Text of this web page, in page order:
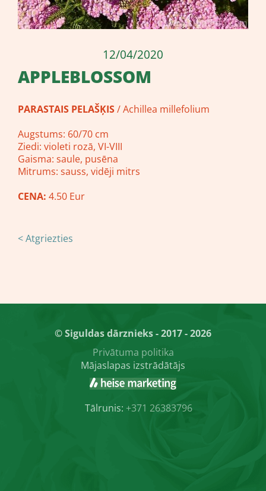
12/04/2020
APPLEBLOSSOM
PARASTAIS PELAŠĶIS/ Achillea millefolium
Augstums: 60/70 cm
Ziedi: violeti rozā, VI-VIII
Gaisma: saule, pusēna
Mitrums: sauss, vidēji mitrs
CENA: 4.50 Eur
< Atgriezties
© Siguldas dārznieks - 2017 - 2026
Privātuma politika
Mājaslapas izstrādātājs
Tālrunis: +371 26383796